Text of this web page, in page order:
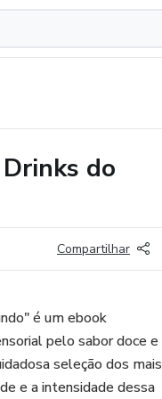
do
Compartilhar
é um ebook
pelo sabor doce e
seleção dos mais
e a intensidade dessa